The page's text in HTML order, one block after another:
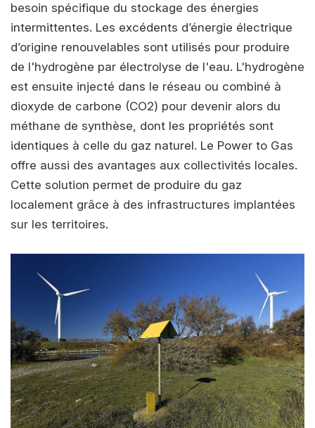
besoin spécifique du stockage des énergies
intermittentes. Les excédents d’énergie électrique
d’origine renouvelables sont utilisés pour produire
de l'hydrogène par électrolyse de l'eau. L'hydrogène
est ensuite injecté dans le réseau ou combiné à
dioxyde de carbone (CO2) pour devenir alors du
méthane de synthèse, dont les propriétés sont
identiques à celle du gaz naturel. Le Power to Gas
offre aussi des avantages aux collectivités locales.
Cette solution permet de produire du gaz
localement grâce à des infrastructures implantées
sur les territoires.